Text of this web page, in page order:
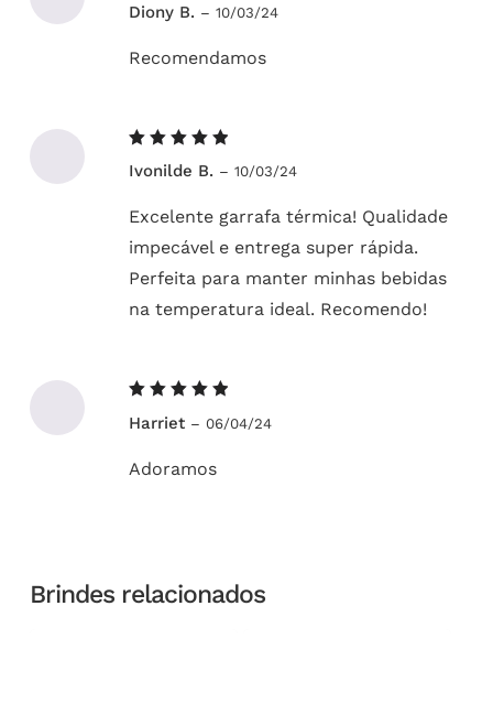
5de 5
Diony B. – 10/03/24
Recomendamos
5de 5
Ivonilde B. – 10/03/24
Excelente garrafa térmica! Qualidade
impecável e entrega super rápida.
Perfeita para manter minhas bebidas
na temperatura ideal. Recomendo!
5de 5
Harriet – 06/04/24
Adoramos
Brindes relacionados